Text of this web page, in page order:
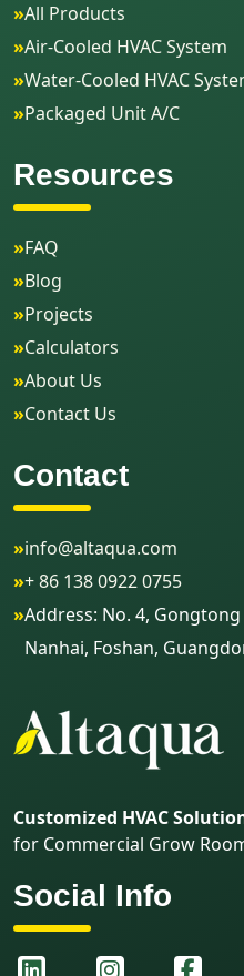
»All Products
»Air-Cooled HVAC System
»Water-Cooled HVAC
»Packaged Unit A/C
Resources
»FAQ
»Blog
»Projects
»Calculators
»About Us
»Contact Us
Contact
»info@altaqua.com
»+ 86 138 0922 0755
»Address: No. 4,
Nanhai, Foshan,
Customized HVAC
for Commercial Grow
Social Info